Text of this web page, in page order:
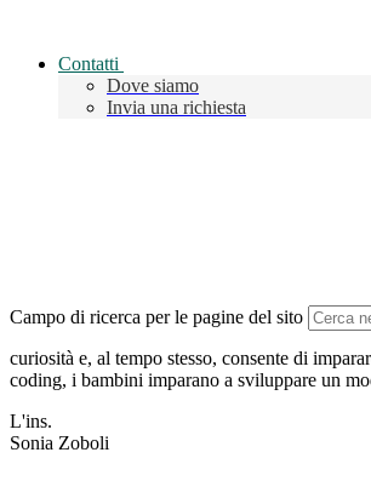
Contatti
Dove siamo
Invia una richiesta
Campo di ricerca per le pagine del sito
curiosità e, al tempo stesso, consente di
coding, i bambini imparano a sviluppare un
L'ins.
Sonia Zoboli